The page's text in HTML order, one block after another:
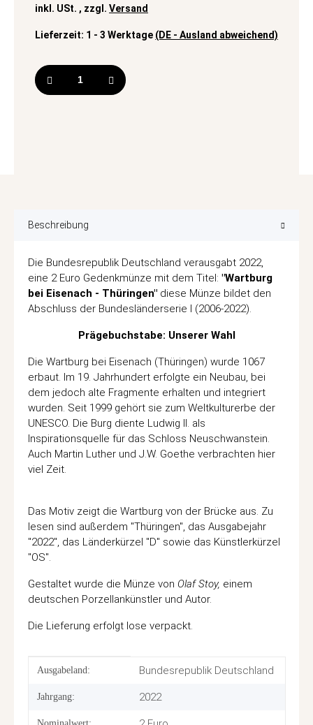
inkl. USt. , zzgl. Versand
Lieferzeit: 1 - 3 Werktage (DE - Ausland abweichend)
Beschreibung
Die Bundesrepublik Deutschland verausgabt 2022,
eine 2 Euro Gedenkmünze mit dem Titel: "Wartburg
bei Eisenach - Thüringen" diese Münze bildet den
Abschluss der Bundesländerserie I (2006-2022).
Prägebuchstabe: Unserer Wahl
Die Wartburg bei Eisenach (Thüringen) wurde 1067
erbaut. Im 19. Jahrhundert erfolgte ein Neubau, bei
dem jedoch alte Fragmente erhalten und integriert
wurden. Seit 1999 gehört sie zum Weltkulturerbe der
UNESCO. Die Burg diente Ludwig II. als
Inspirationsquelle für das Schloss Neuschwanstein.
Auch Martin Luther und J.W. Goethe verbrachten hier
viel Zeit.
Das Motiv zeigt die Wartburg von der Brücke aus. Zu
lesen sind außerdem "Thüringen", das Ausgabejahr
"2022", das Länderkürzel "D" sowie das Künstlerkürzel
"OS".
Gestaltet wurde die Münze von Olaf Stoy, einem
deutschen Porzellankünstler und Autor.
Die Lieferung erfolgt lose verpackt.
Produkteigenschaft
Wert
Ausgabeland: Bundesrepublik Deutschland
Jahrgang: 2022